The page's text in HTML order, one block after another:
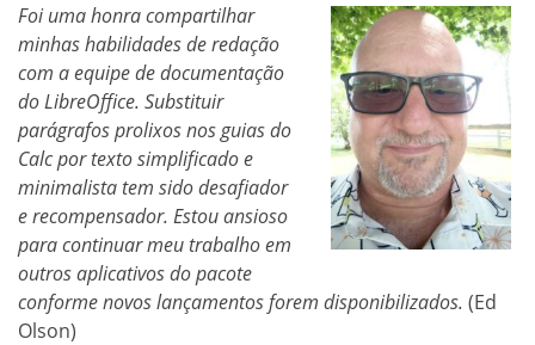
Foi uma honra compartilhar
minhas habilidades de redação
com a equipe de documentação
do LibreOffice. Substituir
parágrafos prolixos nos guias do
Calc por texto simplificado e
minimalista tem sido desafiador
e recompensador. Estou ansioso
para continuar meu trabalho em
outros aplicativos do pacote
conforme novos lançamentos forem disponibilizados. (Ed
Olson)